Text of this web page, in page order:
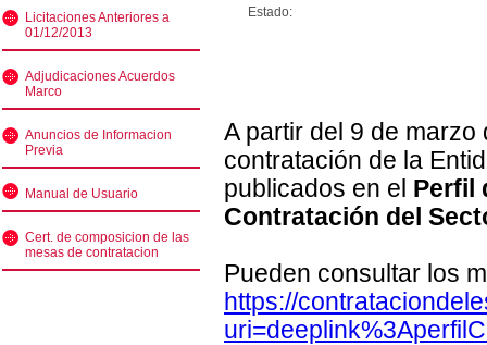
Licitaciones Anteriores a
01/12/2013
Adjudicaciones Acuerdos
Marco
Anuncios de Informacion
Previa
Manual de Usuario
Cert. de composicion de las
mesas de contratacion
Estado:
A partir del 9 de
contratación de la
publicados en el Perfil
Contratación del
Pueden consultar los
https://